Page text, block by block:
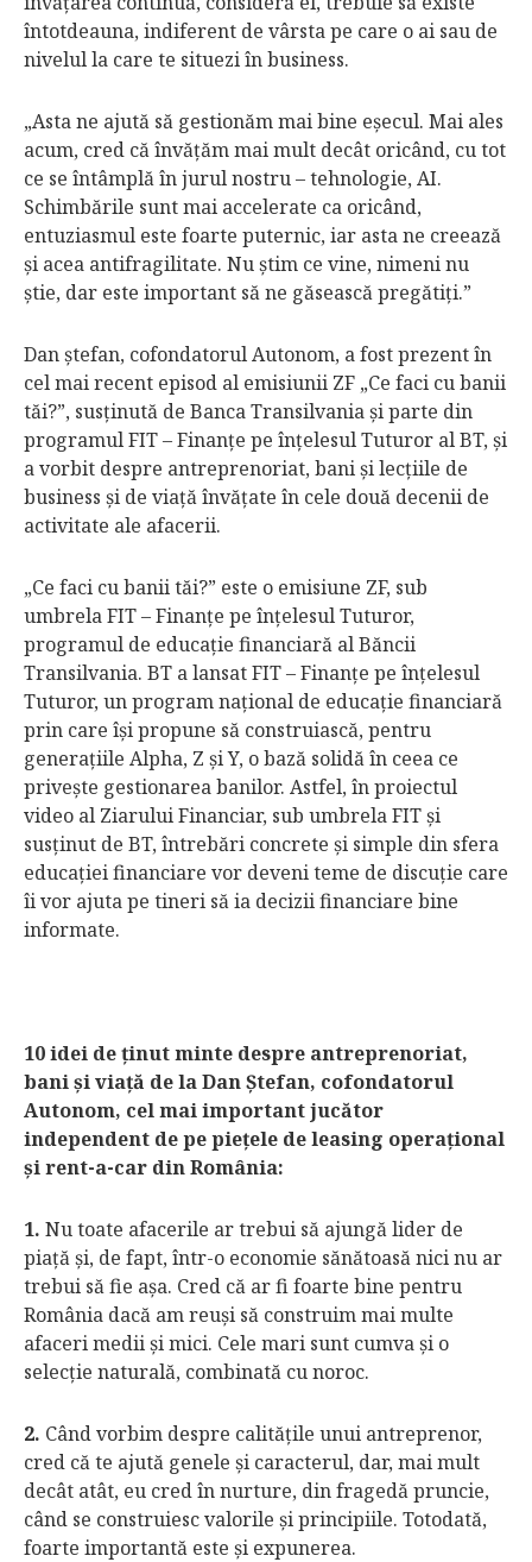
întotdeauna, indiferent de vârsta pe care o ai sau de
nivelul la care te situezi în business.
„Asta ne ajută să gestionăm mai bine eşecul. Mai ales
acum, cred că învăţăm mai mult decât oricând, cu tot
ce se întâmplă în jurul nostru – tehnologie, AI.
Schimbările sunt mai accelerate ca oricând,
entuziasmul este foarte puternic, iar asta ne creează
şi acea antifragilitate. Nu ştim ce vine, nimeni nu
ştie, dar este important să ne găsească pregătiţi.”
Dan ştefan, cofondatorul Autonom, a fost prezent în
cel mai recent episod al emisiunii ZF „Ce faci cu banii
tăi?”, susţinută de Banca Transilvania şi parte din
programul FIT – Finanţe pe înţelesul Tuturor al BT, şi
a vorbit despre antreprenoriat, bani şi lecţiile de
business şi de viaţă învăţate în cele două decenii de
activitate ale afacerii.
„Ce faci cu banii tăi?” este o emisiune ZF, sub
umbrela FIT – Finanţe pe înţelesul Tuturor,
programul de educaţie financiară al Băncii
Transilvania. BT a lansat FIT – Finanţe pe înţelesul
Tuturor, un program naţional de educaţie financiară
prin care îşi propune să construiască, pentru
generaţiile Alpha, Z şi Y, o bază solidă în ceea ce
priveşte gestionarea banilor. Astfel, în proiectul
video al Ziarului Financiar, sub umbrela FIT şi
susţinut de BT, întrebări concrete şi simple din sfera
educaţiei financiare vor deveni teme de discuţie care
îi vor ajuta pe tineri să ia decizii financiare bine
informate.
10 idei de ţinut minte despre antreprenoriat,
bani şi viaţă de la Dan Ştefan, cofondatorul
Autonom, cel mai important jucător
independent de pe pieţele de leasing operaţional
şi rent-a-car din România:
1. Nu toate afacerile ar trebui să ajungă lider de
piaţă şi, de fapt, într-o economie sănătoasă nici nu ar
trebui să fie aşa. Cred că ar fi foarte bine pentru
România dacă am reuşi să construim mai multe
afaceri medii şi mici. Cele mari sunt cumva şi o
selecţie naturală, combinată cu noroc.
2. Când vorbim despre calităţile unui antreprenor,
cred că te ajută genele şi caracterul, dar, mai mult
decât atât, eu cred în nurture, din fragedă pruncie,
când se construiesc valorile şi principiile. Totodată,
foarte importantă este şi expunerea.